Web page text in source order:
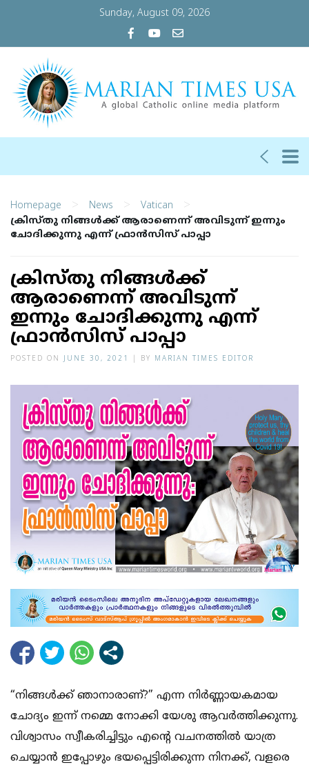
Sunday, August 09, 2026
Homepage > News > Vatican >
ക്രിസ്തു നിങ്ങള്‍ക്ക് ആരാണെന്ന് അവിടുന്ന് ഇന്നും
ചോദിക്കുന്നു എന്ന് ഫ്രാന്‍സിസ് പാപ്പാ
ക്രിസ്തു നിങ്ങള്‍ക്ക്
ആരാണെന്ന് അവിടുന്ന്
ഇന്നും ചോദിക്കുന്നു എന്ന്
ഫ്രാന്‍സിസ് പാപ്പാ
POSTED ON JUNE 30, 2021 BY MARIAN TIMES EDITOR
“നിങ്ങള്‍ക്ക് ഞാനാരാണ്?” എന്ന നിര്‍ണ്ണായകമായ
ചോദ്യം ഇന്ന് നമ്മെ നോക്കി യേശു ആവര്‍ത്തിക്കുന്നു.
വിശ്വാസം സ്വീകരിച്ചിട്ടും എന്റെ വചനത്തില്‍ യാത്ര
ചെയ്യാന്‍ ഇപ്പോഴും ഭയപ്പെട്ടിരിക്കുന്ന നിനക്ക്, വളരെ